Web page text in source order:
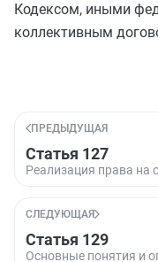
Кодексом, иными
коллективным
ПРЕДЫДУЩАЯ
Статья 127
Реализация права на
СЛЕДУЮЩАЯ
Статья 129
Основные понятия и